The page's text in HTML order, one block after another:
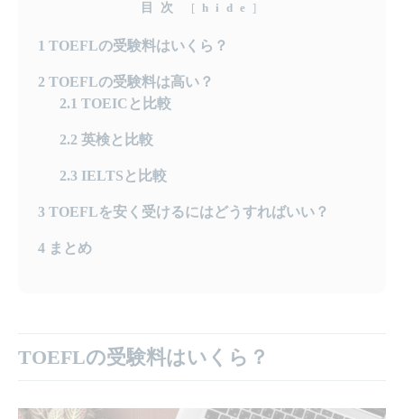
目次 [ hide ]
1 TOEFLの受験料はいくら？
2 TOEFLの受験料は高い？
2.1 TOEICと比較
2.2 英検と比較
2.3 IELTSと比較
3 TOEFLを安く受けるにはどうすればいい？
4 まとめ
TOEFLの受験料はいくら？